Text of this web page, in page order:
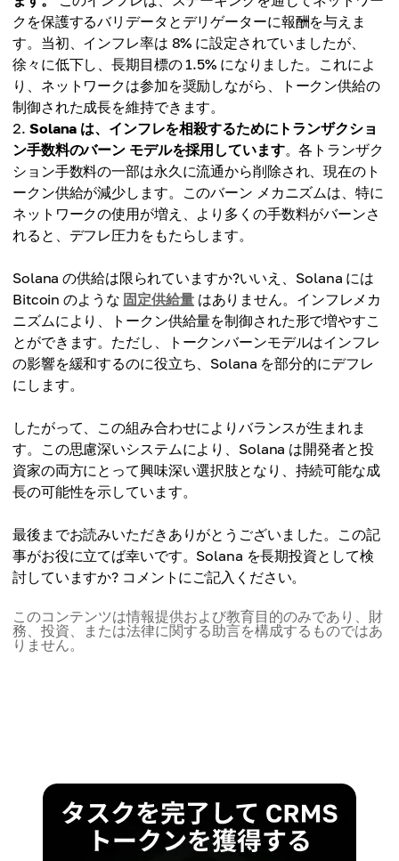
クを保護するバリデータとデリゲーターに報酬を与えま
す。当初、インフレ率は 8% に設定されていましたが、
徐々に低下し、長期目標の 1.5% になりました。これによ
り、ネットワークは参加を奨励しながら、トークン供給の
制御された成長を維持できます。
Solana は、インフレを相殺するためにトランザクショ
ン手数料のバーン モデルを採用しています。各トランザク
ション手数料の一部は永久に流通から削除され、現在のト
ークン供給が減少します。このバーン メカニズムは、特に
ネットワークの使用が増え、より多くの手数料がバーンさ
れると、デフレ圧力をもたらします。
Solana の供給は限られていますか?いいえ、Solana には
Bitcoin のような 固定供給量はありません。インフレメカ
ニズムにより、トークン供給量を制御された形で増やすこ
とができます。ただし、トークンバーンモデルはインフレ
の影響を緩和するのに役立ち、Solana を部分的にデフレ
にします。
したがって、この組み合わせによりバランスが生まれま
す。この思慮深いシステムにより、Solana は開発者と投
資家の両方にとって興味深い選択肢となり、持続可能な成
長の可能性を示しています。
最後までお読みいただきありがとうございました。この記
事がお役に立てば幸いです。Solana を長期投資として検
討していますか? コメントにご記入ください。
このコンテンツは情報提供および教育目的のみであり、財
務、投資、または法律に関する助言を構成するものではあ
りません。